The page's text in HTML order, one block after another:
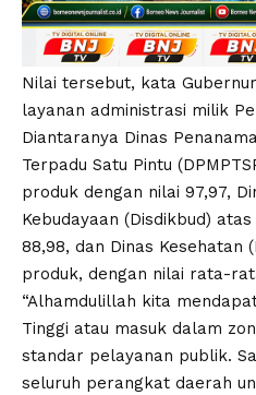
Nilai tersebut, kata
layanan administrasi milik
Diantaranya Dinas
Terpadu Satu Pintu
produk dengan nilai 97,97,
Kebudayaan (Disdikbud)
88,98, dan Dinas Kesehatan
produk, dengan nilai rata-
“Alhamdulillah kita
Tinggi atau masuk dalam
standar pelayanan publik.
seluruh perangkat daerah